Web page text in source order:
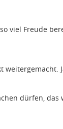
viel Freude
weitergemacht.
dürfen, das